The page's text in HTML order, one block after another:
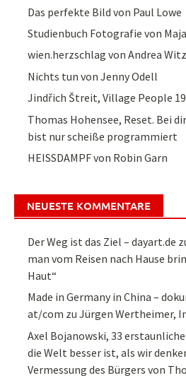
Das perfekte Bild von Paul Lowe
Studienbuch Fotografie von
wien.herzschlag von Andrea
Nichts tun von Jenny Odell
Jindřich Štreit, Village People
Thomas Hohensee, Reset. Bei
bist nur scheiße programmiert
HEISSDAMPF von Robin Garn
NEUESTE KOMMENTARE
Der Weg ist das Ziel – dayart.de
man vom Reisen nach Hause
Haut“
Made in Germany in China –
at/com zuJürgen Wertheimer,
Axel Bojanowski, 33
die Welt besser ist, als wir
Vermessung des Bürgers von